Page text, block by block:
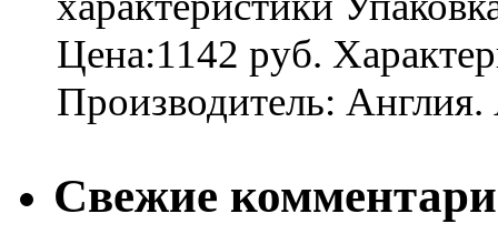
Цена:1142 руб.
Производитель:
Свежие